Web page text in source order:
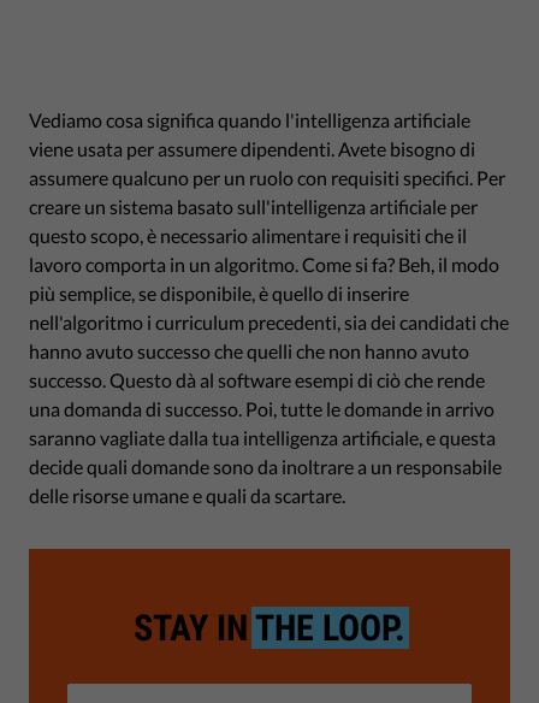
Vediamo cosa significa quando l'intelligenza artificiale
viene usata per assumere dipendenti. Avete bisogno di
assumere qualcuno per un ruolo con requisiti specifici. Per
creare un sistema basato sull'intelligenza artificiale per
questo scopo, è necessario alimentare i requisiti che il
lavoro comporta in un algoritmo. Come si fa? Beh, il modo
più semplice, se disponibile, è quello di inserire
nell'algoritmo i curriculum precedenti, sia dei candidati che
hanno avuto successo che quelli che non hanno avuto
successo. Questo dà al software esempi di ciò che rende
una domanda di successo. Poi, tutte le domande in arrivo
saranno vagliate dalla tua intelligenza artificiale, e questa
decide quali domande sono da inoltrare a un responsabile
delle risorse umane e quali da scartare.
STAY IN THE LOOP.